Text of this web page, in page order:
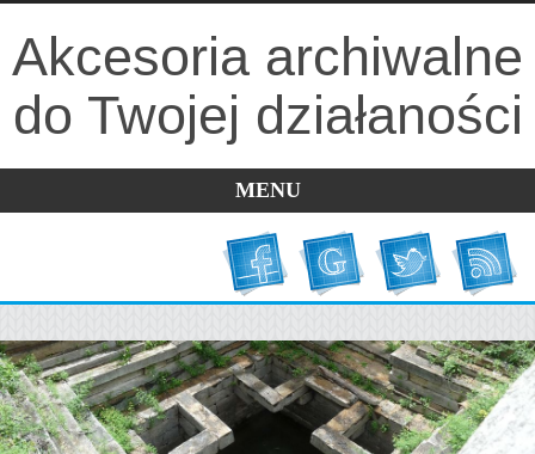
Akcesoria archiwalne
do Twojej działaności
MENU